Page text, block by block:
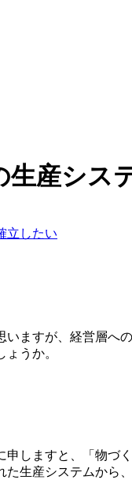
産シス
立したい
ますが、経営層へ
うか。
しますと、「物づ
生産システムから